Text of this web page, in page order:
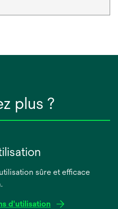
plus ?
sûre et efficace
d'utilisation